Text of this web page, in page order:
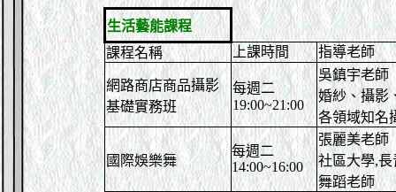
生活藝能課程
課程名稱
上課時間 指導老師
網路商店商品攝影
基礎實務班
每週二
19:00~21:00
吳鎮宇老師
婚紗、攝影
各領域知名
國際娛樂舞
每週二
14:00~16:00
張麗美老師
社區大學,長
舞蹈老師